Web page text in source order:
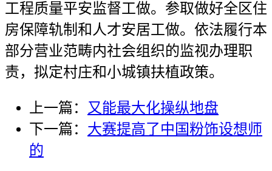
工程质量平安监督工做。参取做好全区住
房保障轨制和人才安居工做。依法履行本
部分营业范畴内社会组织的监视办理职
责，拟定村庄和小城镇扶植政策。
上一篇： 又能最大化操纵地盘
下一篇： 大赛提高了中国粉饰设想师
的